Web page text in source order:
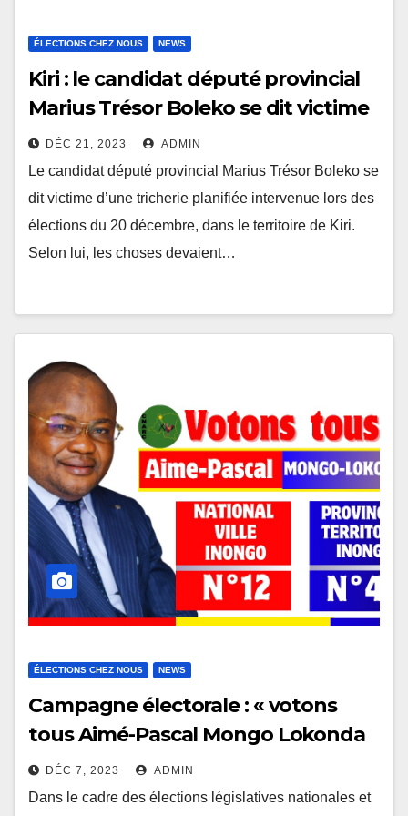
ÉLECTIONS CHEZ NOUS NEWS
Kiri : le candidat député provincial
Marius Trésor Boleko se dit victime
d’une tricherie planifiée
DÉC 21, 2023 ADMIN
Le candidat député provincial Marius Trésor Boleko se
dit victime d’une tricherie planifiée intervenue lors des
élections du 20 décembre, dans le territoire de Kiri.
Selon lui, les choses devaient…
ÉLECTIONS CHEZ NOUS NEWS
Campagne électorale : « votons
tous Aimé-Pascal Mongo Lokonda
à Inongo »
DÉC 7, 2023 ADMIN
Dans le cadre des élections législatives nationales et